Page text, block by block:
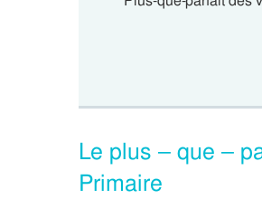
Le plus – que –
Primaire